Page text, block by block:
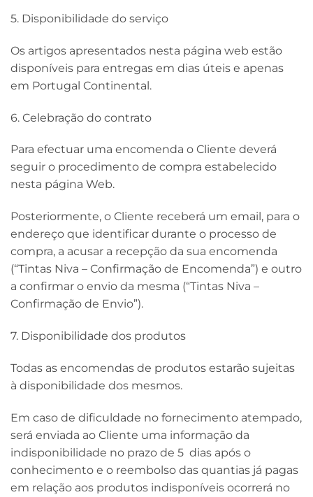
5. Disponibilidade do serviço
Os artigos apresentados nesta página web estão
disponíveis para entregas em dias úteis e apenas
em Portugal Continental.
6. Celebração do contrato
Para efectuar uma encomenda o Cliente deverá
seguir o procedimento de compra estabelecido
nesta página Web.
Posteriormente, o Cliente receberá um email, para o
endereço que identificar durante o processo de
compra, a acusar a recepção da sua encomenda
(“Tintas Niva – Confirmação de Encomenda”) e outro
a confirmar o envio da mesma (“Tintas Niva –
Confirmação de Envio”).
7. Disponibilidade dos produtos
Todas as encomendas de produtos estarão sujeitas
à disponibilidade dos mesmos.
Em caso de dificuldade no fornecimento atempado,
será enviada ao Cliente uma informação da
indisponibilidade no prazo de 5 dias após o
conhecimento e o reembolso das quantias já pagas
em relação aos produtos indisponíveis ocorrerá no